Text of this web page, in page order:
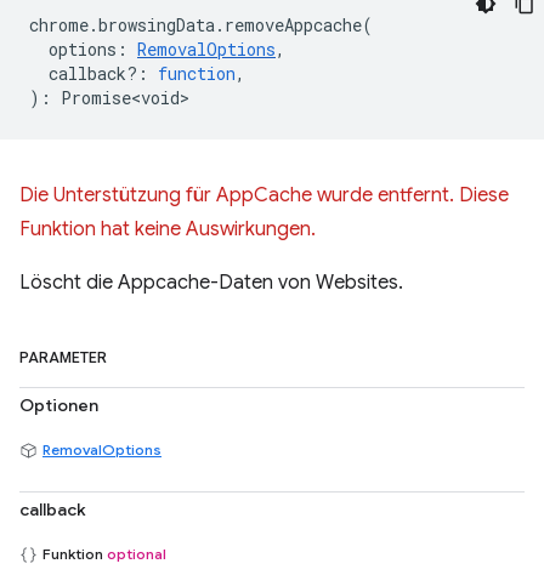
chrome.browsingData. removeAppcache(
options : RemovalOptions,
callback? : function,
) : Promise<void>
Die Unterstützung für AppCache wurde entfernt. Diese
Funktion hat keine Auswirkungen.
Löscht die Appcache-Daten von Websites.
PARAMETER
Optionen
RemovalOptions
callback
Funktion optional